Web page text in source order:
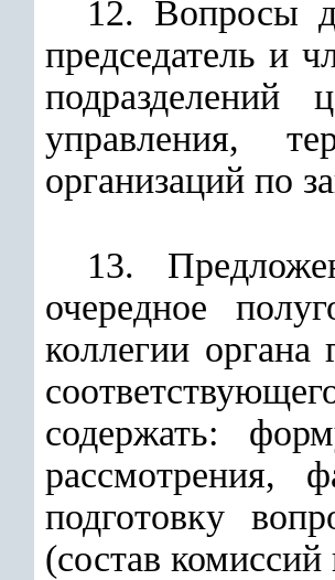
12. Вопросы
председатель и
подразделений
управления,
организаций по
13.
очередное
коллегии
содержать:
рассмотрения,
подготовку
(состав